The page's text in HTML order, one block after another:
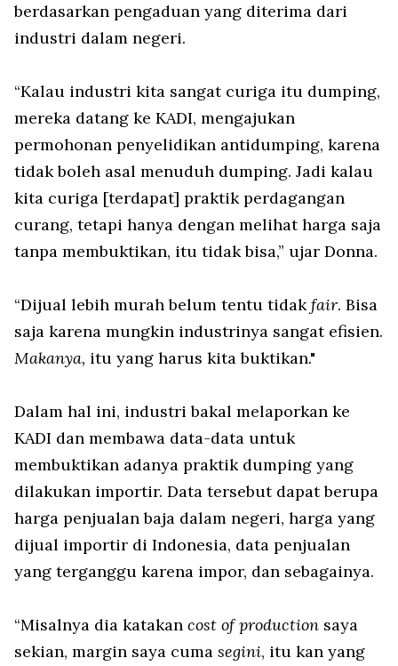
berdasarkan pengaduan yang diterima dari
industri dalam negeri.
“Kalau industri kita sangat curiga itu dumping,
mereka datang ke KADI, mengajukan
permohonan penyelidikan antidumping, karena
tidak boleh asal menuduh dumping. Jadi kalau
kita curiga [terdapat] praktik perdagangan
curang, tetapi hanya dengan melihat harga saja
tanpa membuktikan, itu tidak bisa,” ujar Donna.
“Dijual lebih murah belum tentu tidakfair. Bisa
saja karena mungkin industrinya sangat efisien.
Makanya, itu yang harus kita buktikan."
Dalam hal ini, industri bakal melaporkan ke
KADI dan membawa data-data untuk
membuktikan adanya praktik dumping yang
dilakukan importir. Data tersebut dapat berupa
harga penjualan baja dalam negeri, harga yang
dijual importir di Indonesia, data penjualan
yang terganggu karena impor, dan sebagainya.
“Misalnya dia katakan cost of production saya
sekian, margin saya cuma segini, itu kan yang